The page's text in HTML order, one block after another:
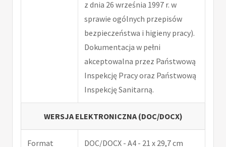
z dnia 26 września 1997 r. w
sprawie ogólnych przepisów
bezpieczeństwa i higieny pracy).
Dokumentacja w pełni
akceptowalna przez Państwową
Inspekcję Pracy oraz Państwową
Inspekcję Sanitarną.
WERSJA ELEKTRONICZNA (DOC/DOCX)
Format
DOC/DOCX - A4 - 21 x 29,7 cm